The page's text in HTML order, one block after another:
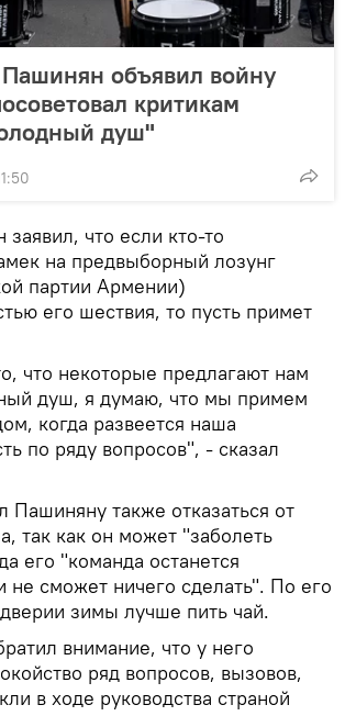
объявил войну
критикам
душ"
что если кто-то
на предвыборный лозунг
партии Армении)
его шествия, то пусть примет
что некоторые предлагают нам
душ, я думаю, что мы примем
когда развеется наша
по ряду вопросов", - сказал
Пашиняну также отказаться от
так как он может "заболеть
его "команда останется
сможет ничего сделать". По его
зимы лучше пить чай.
внимание, что у него
ряд вопросов, вызовов,
в ходе руководства страной